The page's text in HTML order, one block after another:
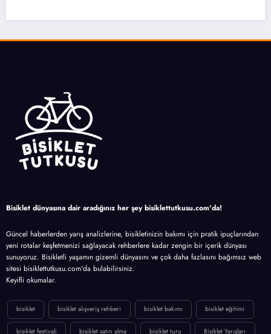
Bisiklet dünyasına dair aradığınız her şey bisiklettutkusu.com'da!
Güncel haberlerden yarış analizlerine, bisikletinizin bakımı için pratik ipuçlarından
yeni rotalar keşfetmenizi sağlayacak rehberlere kadar zengin bir içerik dünyası
sunuyoruz. Bisikletli yaşamın gizemli dünyasını ve çok daha fazlasını bağımsız web
sitesi bisiklettutkusu.com'da bulabilirsiniz.
Keyifli okumalar.
bisiklet bisiklet alışveriş rehberi bisiklet bakımı bisiklet eğitimi
bisiklet festivali bisiklet satın alma bisiklet turu Bisiklet Yarışları